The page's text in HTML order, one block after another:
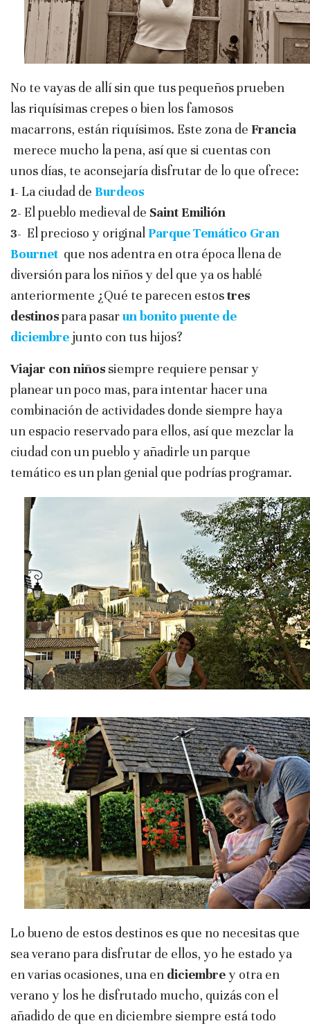
No te vayas de allí sin que tus pequeños prueben
las riquísimas crepes o bien los famosos
macarrons, están riquísimos. Este zona de Francia
merece mucho la pena, así que si cuentas con
unos días, te aconsejaría disfrutar de lo que ofrece:
1- La ciudad de Burdeos
2- El pueblo medieval de Saint Emilión
3- El precioso y original Parque Temático Gran
Bournet que nos adentra en otra época llena de
diversión para los niños y del que ya os hablé
anteriormente ¿Qué te parecen estostres
destinospara pasarun bonito puente de
diciembre junto con tus hijos?
Viajar con niños siempre requiere pensar y
planear un poco mas, para intentar hacer una
combinación de actividades donde siempre haya
un espacio reservado para ellos, así que mezclar la
ciudad con un pueblo y añadirle un parque
temático es un plan genial que podrías programar.
Lo bueno de estos destinos es que no necesitas que
sea verano para disfrutar de ellos, yo he estado ya
en varias ocasiones, una en diciembrey otra en
verano y los he disfrutado mucho, quizás con el
añadido de que en diciembre siempre está todo